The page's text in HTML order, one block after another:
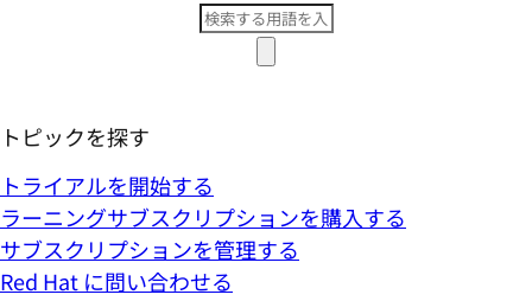
トピックを探す
トライアルを開始する
ラーニングサブスクリプションを購入する
サブスクリプションを管理する
Red Hat に問い合わせる